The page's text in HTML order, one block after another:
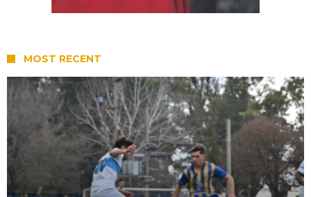
MOST RECENT